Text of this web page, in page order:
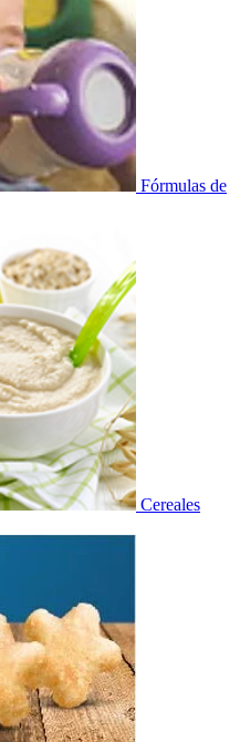
Fórmulas de
Cereales